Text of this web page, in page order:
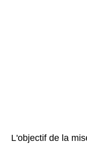
L'objectif de la